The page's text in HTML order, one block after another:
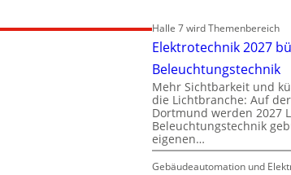
Halle 7 wird Themenbereich
Elektrotechnik 2027
Beleuchtungstechnik
Mehr Sichtbarkeit und
die Lichtbranche: Auf
Dortmund werden 2027
Beleuchtungstechnik
eigenen…
Gebäudeautomation und